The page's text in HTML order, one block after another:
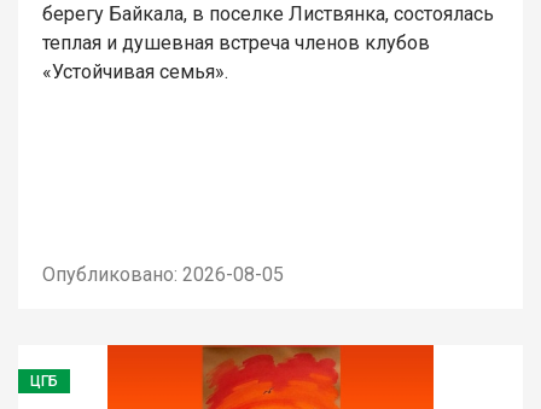
берегу Байкала, в поселке Листвянка, состоялась
теплая и душевная встреча членов клубов
«Устойчивая семья».
Опубликовано: 2026-08-05
ЦГБ